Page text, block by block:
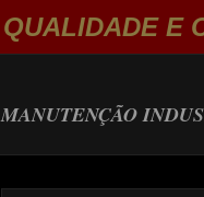
QUALIDADE E
MANUTENÇÃO